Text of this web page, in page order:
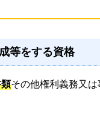
等をする資格
その他権利義務又